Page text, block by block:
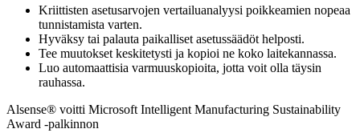
Kriittisten asetusarvojen vertailuanalyysi poikkeamien nopeaa
tunnistamista varten.
Hyväksy tai palauta paikalliset asetussäädöt helposti.
Tee muutokset keskitetysti ja kopioi ne koko laitekannassa.
Luo automaattisia varmuuskopioita, jotta voit olla täysin
rauhassa.
Alsense® voitti Microsoft Intelligent Manufacturing Sustainability
Award -palkinnon